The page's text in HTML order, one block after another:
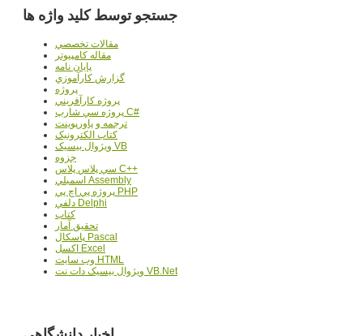
جستجو توسط کلید واژه ها
مقالات تخصصي
مقاله کامپیوتر
پایان نامه
گزارش کارآموزي
پروژه
پروژه کارآفريني
پروژه سي شارپ C#
ترجمه و پاورپوينت
کتاب الکترونيک
ويژوال بيسيک VB
جزوه
سي پلاس پلاس C++
اسمبلي Assembly
پروژه پي اچ پي PHP
دلفي Delphi
کتاب
تحقيق آمار
پاسکال Pascal
اکسل Excel
وب سايت HTML
ويژوال بيسيک دات نت VB.Net